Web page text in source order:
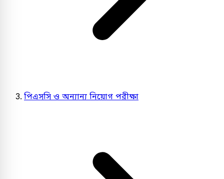
পিএসসি ও অন্যান্য নিয়োগ পরীক্ষা